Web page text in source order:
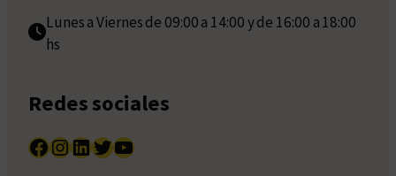
Lunes a Viernes de 09:00 a 14:00 y de 16:00 a 18:00
hs
Redes sociales
Facebook InstagramLinkedIn Twitter YouTube